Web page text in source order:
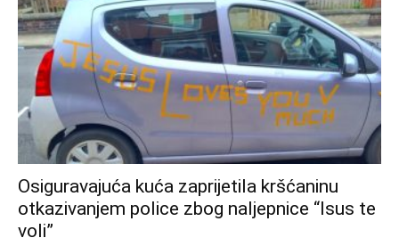
Osiguravajuća kuća zaprijetila kršćaninu
otkazivanjem police zbog naljepnice “Isus te
voli”